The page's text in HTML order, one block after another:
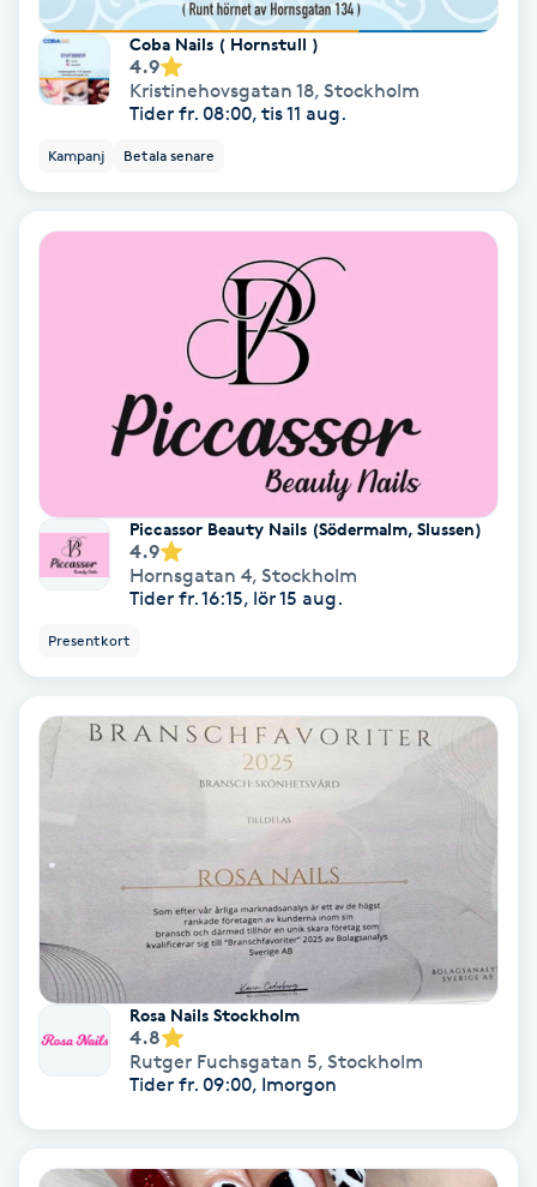
Personlig tränare
Piercing
Plastikkirurgi
Powder brows
Power Yoga
PRP (Platelet Rich Plasma)
Psoriasis
Radiofrekvens
Rakning
Regndroppsmassage
Coba Nails ( Hornstull )
4.9
Kristinehovsgatan 18, Stockholm
Tider fr. 08:00, tis 11 aug.
Kampanj Betala senare
Piccassor Beauty Nails (Södermalm, Slussen)
4.9
Hornsgatan 4, Stockholm
Tider fr. 16:15, lör 15 aug.
Presentkort
Rosa Nails Stockholm
4.8
Rutger Fuchsgatan 5, Stockholm
Tider fr. 09:00, Imorgon